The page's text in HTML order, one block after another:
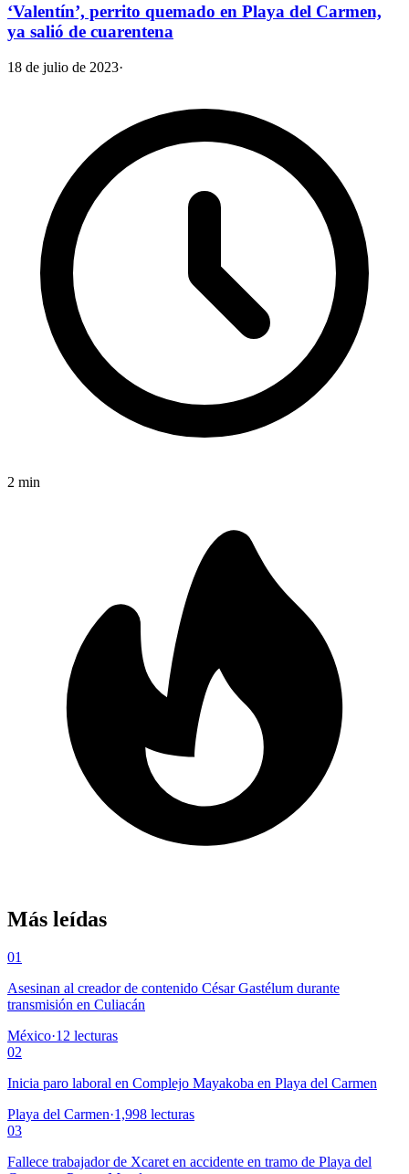
‘Valentín’, perrito quemado en Playa del Carmen,
ya salió de cuarentena
18 de julio de 2023·
2 min
Más leídas
01
Asesinan al creador de contenido César Gastélum durante
transmisión en Culiacán
México·12 lecturas
02
Inicia paro laboral en Complejo Mayakoba en Playa del Carmen
Playa del Carmen·1,998 lecturas
03
Fallece trabajador de Xcaret en accidente en tramo de Playa del